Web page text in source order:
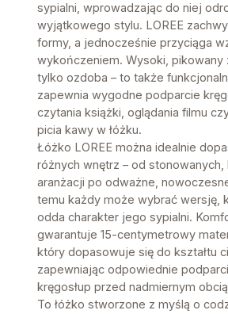
sypialni, wprowadzając do niej
wyjątkowego stylu. LOREE
formy, a jednocześnie przyciąga
wykończeniem. Wysoki, pikowany
tylko ozdoba – to także
zapewnia wygodne podparcie
czytania książki, oglądania filmu
picia kawy w łóżku.
Łóżko LOREE można idealnie
różnych wnętrz – od stonowanych,
aranżacji po odważne,
temu każdy może wybrać wersję,
odda charakter jego sypialni.
gwarantuje 15-centymetrowy
który dopasowuje się do kształtu
zapewniając odpowiednie
kręgosłup przed nadmiernym
To łóżko stworzone z myślą o